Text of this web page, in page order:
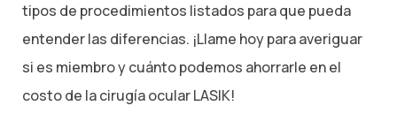
tipos de procedimientos listados para que pueda
entender las diferencias. ¡Llame hoy para averiguar
si es miembro y cuánto podemos ahorrarle en el
costo de la cirugía ocular LASIK!